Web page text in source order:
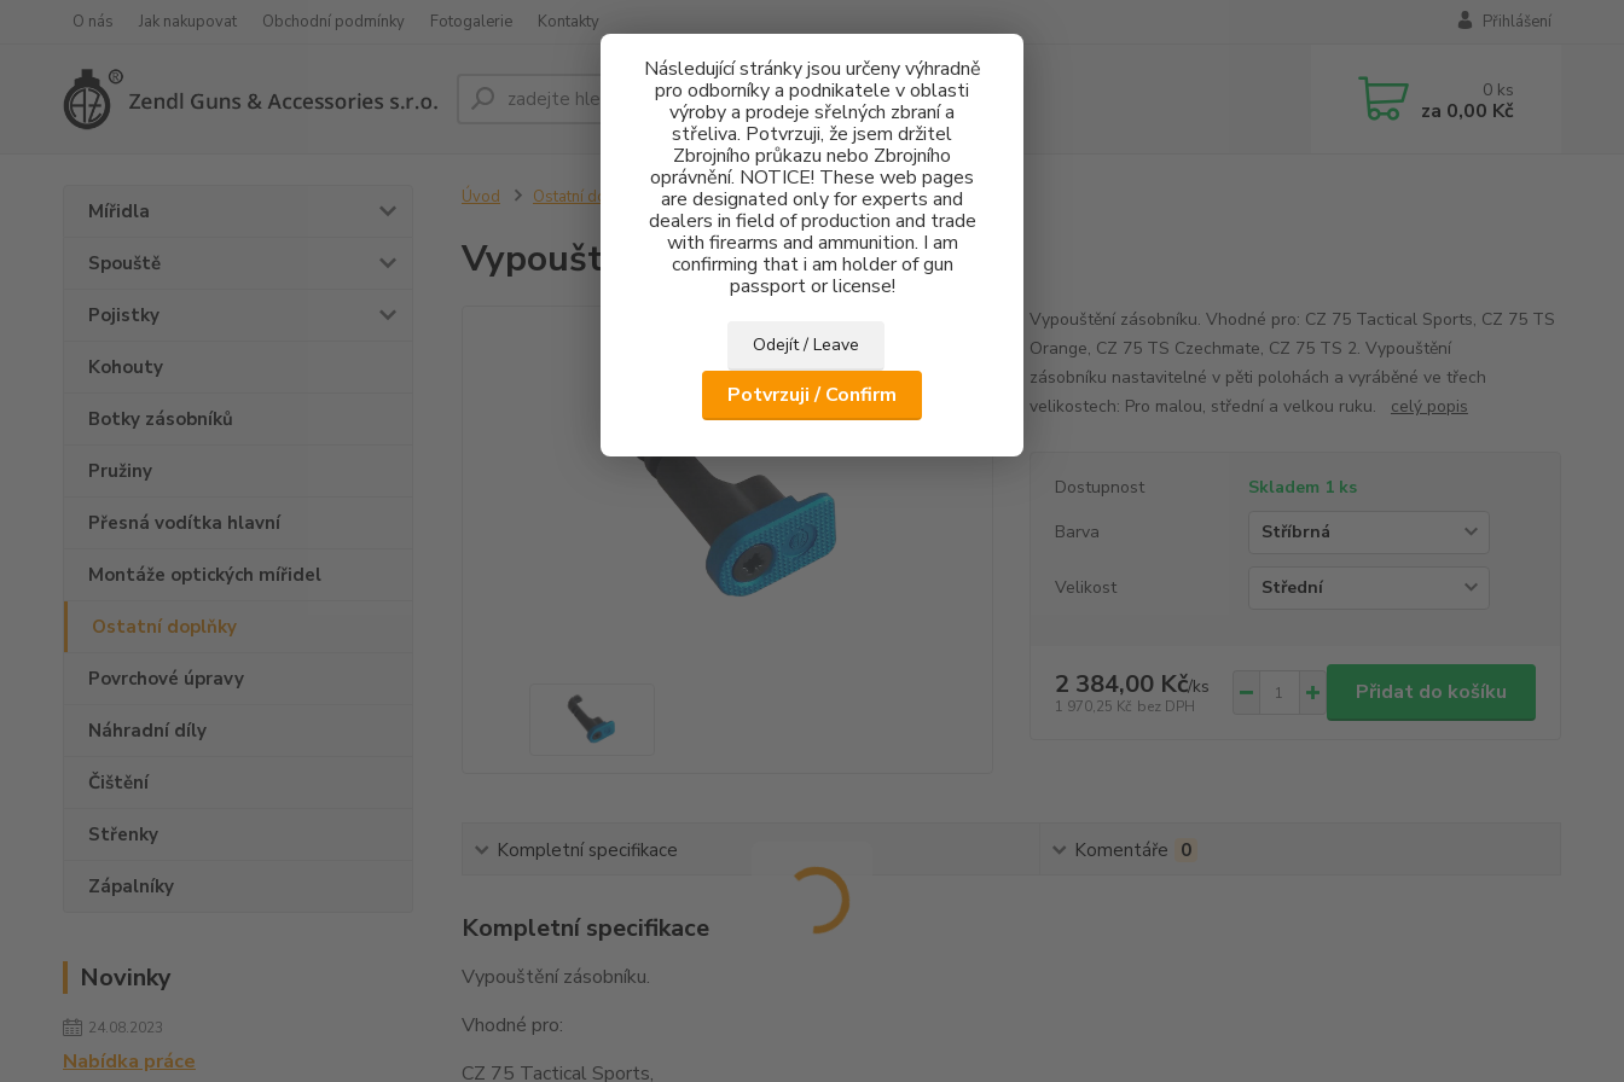
Následující stránky jsou určeny výhradně
pro odborníky a podnikatele v oblasti
výroby a prodeje sřelných zbraní a
střeliva. Potvrzuji, že jsem držitel
Zbrojního průkazu nebo Zbrojního
oprávnění. NOTICE! These web pages
are designated only for experts and
dealers in field of production and trade
with firearms and ammunition. I am
confirming that i am holder of gun
passport or license!
Odejít / Leave
Potvrzuji / Confirm
O nás Jak nakupovat Obchodní podmínky Fotogalerie Kontakty Přihlášení
Hledat 0 ks
za 0,00 Kč
Mířidla
Spouště
Pojistky
Kohouty
Botky zásobníků
Pružiny
Přesná vodítka hlavní
Montáže optických mířidel
Ostatní doplňky
Povrchové úpravy
Náhradní díly
Čištění
Střenky
Zápalníky
Novinky
24.08.2023
Nabídka práce
Úvod Ostatní doplňky Vypouštění zásobníku CZ 75 TS
Vypouštění zásobníku CZ 75 TS
Vypouštění zásobníku. Vhodné pro: CZ 75 Tactical Sports, CZ 75 TS
Orange, CZ 75 TS Czechmate, CZ 75 TS 2. Vypouštění
zásobníku nastavitelné v pěti polohách a vyráběné ve třech
velikostech: Pro malou, střední a velkou ruku. celý popis
Dostupnost
Skladem 1 ks
Barva
Velikost
2 384,00 Kč/ks
1 970,25 Kč bez DPH
Přidat do košíku
Kompletní specifikace Komentáře 0
Kompletní specifikace
Vypouštění zásobníku.
Vhodné pro:
CZ 75 Tactical Sports,